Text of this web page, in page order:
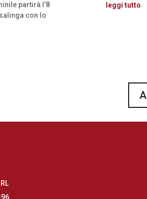
partirà l’8
con lo
leggi tutto